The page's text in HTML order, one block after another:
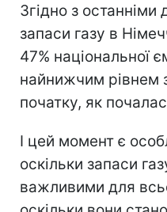
Згідно з останніми
запаси газу в
47% національної
найнижчим рівнем
початку, як
І цей момент є
оскільки запаси
важливими для